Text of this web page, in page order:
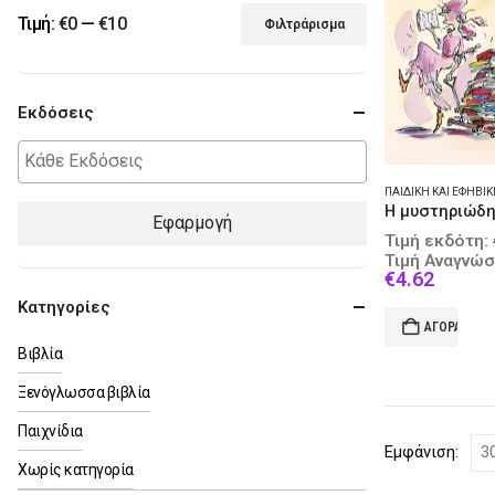
Τιμή εκδότη:
Τιμή
€4.62Current
is:
€4.62.
ΑΓΟΡΆ
Εμφάνιση:
Ελάχιστη
τιμή
Μέγιστη
τιμή
Φιλτράρισμα
Τιμή: €0— €10
Εκδόσεις
Εφαρμογή
Κατηγορίες
Βιβλία
Ξενόγλωσσα βιβλία
Παιχνίδια
Χωρίς κατηγορία